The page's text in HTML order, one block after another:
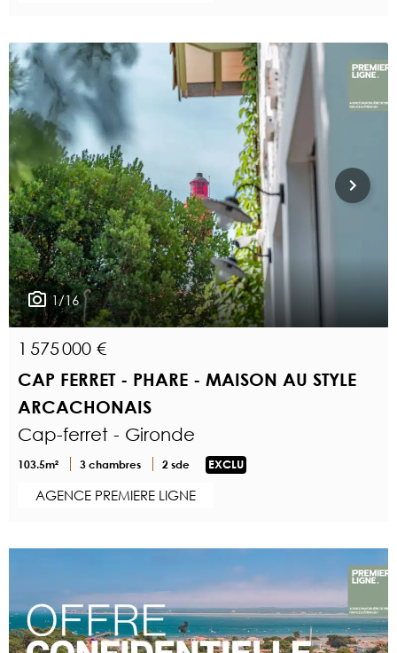
1/16
1 575 000 €
CAP FERRET - PHARE - MAISON AU STYLE
ARCACHONAIS
Cap-ferret - Gironde
103.5m² 3 chambres 2 sde EXCLU
AGENCE PREMIERE LIGNE